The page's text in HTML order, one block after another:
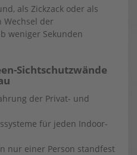
als Zickzack oder als
Wechsel der
weniger Sekunden
Sichtschutzwände
der Privat- und
für jeden Indoor-
nur einer Person standfest